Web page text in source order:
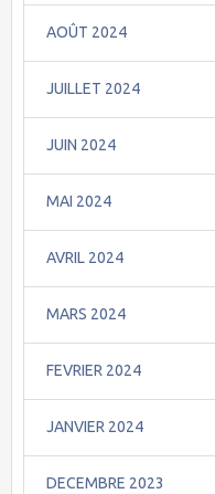
AOÛT 2024
JUILLET 2024
JUIN 2024
MAI 2024
AVRIL 2024
MARS 2024
FEVRIER 2024
JANVIER 2024
DECEMBRE 2023